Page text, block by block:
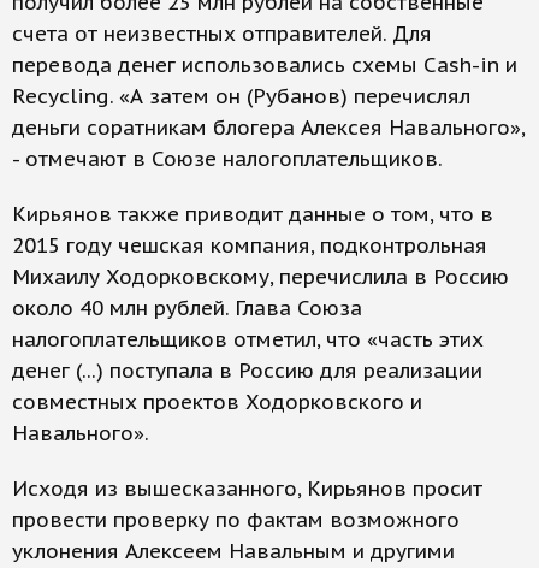
счета от неизвестных отправителей. Для
перевода денег использовались схемы Cash-in и
Recycling. «А затем он (Рубанов) перечислял
деньги соратникам блогера Алексея Навального»,
- отмечают в Союзе налогоплательщиков.
Кирьянов также приводит данные о том, что в
2015 году чешская компания, подконтрольная
Михаилу Ходорковскому, перечислила в Россию
около 40 млн рублей. Глава Союза
налогоплательщиков отметил, что «часть этих
денег (...) поступала в Россию для реализации
совместных проектов Ходорковского и
Навального».
Исходя из вышесказанного, Кирьянов просит
провести проверку по фактам возможного
уклонения Алексеем Навальным и другими